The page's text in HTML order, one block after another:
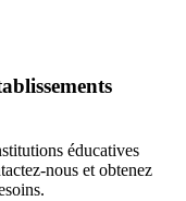
éducatives
nous et obtenez